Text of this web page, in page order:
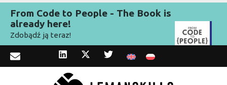
From Code to People - The Book is
already here!
Zdobądź ją teraz!